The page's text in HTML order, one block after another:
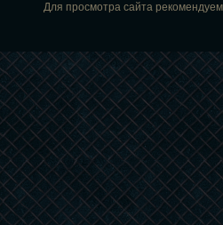
Для просмотра сайта